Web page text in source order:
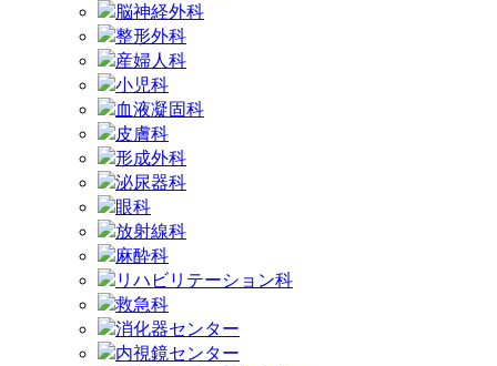
脳神経外科
整形外科
産婦人科
小児科
血液凝固科
皮膚科
形成外科
泌尿器科
眼科
放射線科
麻酔科
リハビリテーション科
救急科
消化器センター
内視鏡センター